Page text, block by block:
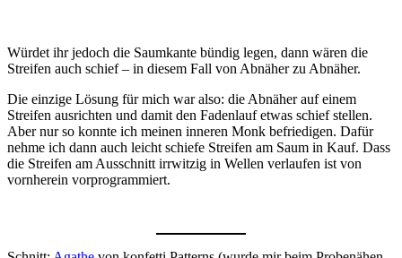
Würdet ihr jedoch die Saumkante bündig legen, dann wären die
Streifen auch schief – in diesem Fall von Abnäher zu Abnäher.
Die einzige Lösung für mich war also: die Abnäher auf einem
Streifen ausrichten und damit den Fadenlauf etwas schief stellen.
Aber nur so konnte ich meinen inneren Monk befriedigen. Dafür
nehme ich dann auch leicht schiefe Streifen am Saum in Kauf. Dass
die Streifen am Ausschnitt irrwitzig in Wellen verlaufen ist von
vornherein vorprogrammiert.